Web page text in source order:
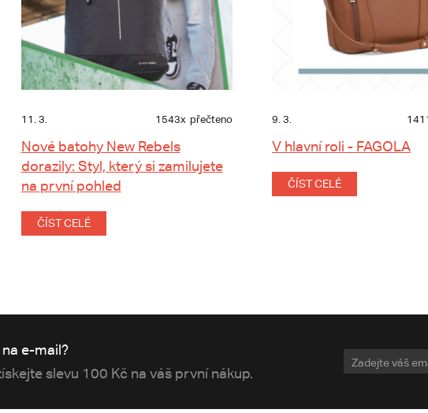
11. 3. 1543x přečteno
Nové batohy New Rebels
dorazily: Styl, který si zamilujete
na první pohled
ČÍST CELÉ
9. 3.
V hlavní roli - FAGOLA
ČÍST CELÉ
e-mail?
slevu 100 Kč na váš první nákup.